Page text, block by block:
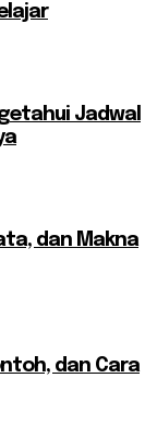
Jadwal
dan Makna
dan Cara